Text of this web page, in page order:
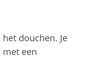
douchen. Je
een